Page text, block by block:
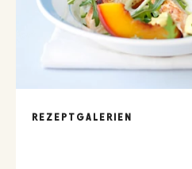
REZEPTGALERIEN